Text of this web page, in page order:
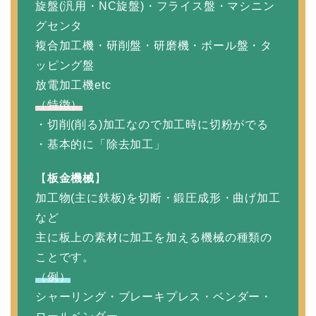
旋盤(汎用・NC旋盤)・フライス盤・マシニン
グセンタ
複合加工機・研削盤・研磨機・ボール盤・タ
ッピング盤
放電加工機etc
（特徴）
・切削(削る)加工なので加工時に切粉がでる
・基本的に「除去加工」
【 板金機械 】
加工物(主に鉄板)を切断・鍛圧成形・曲げ加工
など
主に板上の素材に加工を加える機械の種類の
ことです。
（例）
シャーリング・ブレーキプレス・ベンダー・